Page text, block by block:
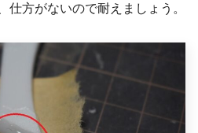
仕方がないので耐えましょう。